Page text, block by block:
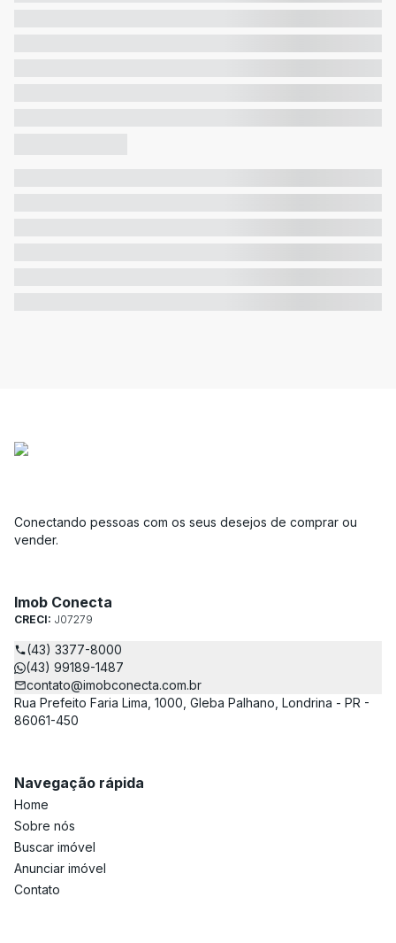
Conectando pessoas com os seus desejos de comprar ou
vender.
Imob Conecta
CRECI: J07279
(43) 3377-8000
(43) 99189-1487
contato@imobconecta.com.br
Rua Prefeito Faria Lima, 1000, Gleba Palhano, Londrina - PR -
86061-450
Navegação rápida
Home
Sobre nós
Buscar imóvel
Anunciar imóvel
Contato